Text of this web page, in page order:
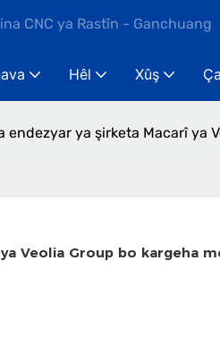
CNC ya Rastîn - Ganchuang
Hêl Xûş
endezyar ya şirketa Macarî ya
Veolia Group bo kargeha